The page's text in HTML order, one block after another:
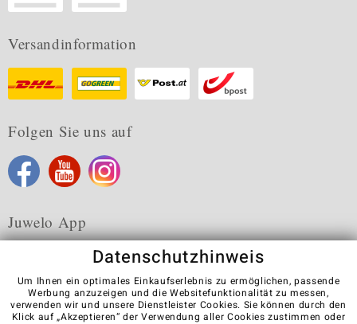
Versandinformation
Folgen Sie uns auf
Juwelo App
Karriere AGB Datenschutz Cookies
Impressum
Datenschutzhinweis
Um Ihnen ein optimales Einkaufserlebnis zu ermöglichen, passende
Werbung anzuzeigen und die Websitefunktionalität zu messen,
verwenden wir und unsere Dienstleister Cookies. Sie können durch den
Klick auf „Akzeptieren“ der Verwendung aller Cookies zustimmen oder